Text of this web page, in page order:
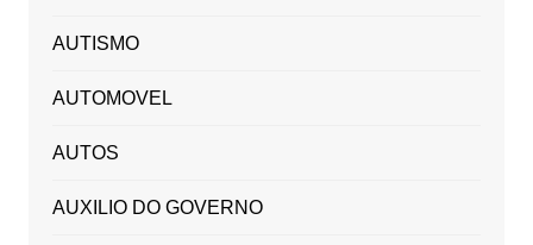
AUTISMO
AUTOMOVEL
AUTOS
AUXILIO DO GOVERNO